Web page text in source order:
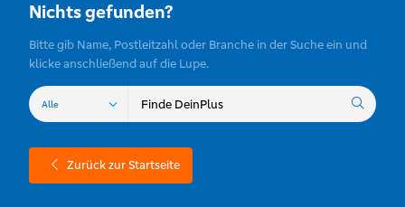
Nichts gefunden?
Bitte gib Name, Postleitzahl oder Branche in der Suche ein und
klicke anschließend auf die Lupe.
Zurück zur Startseite